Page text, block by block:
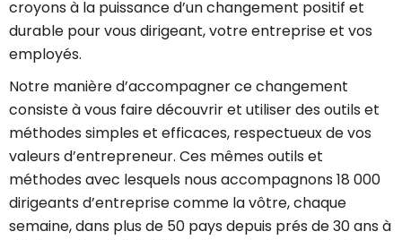
croyons à la puissance d’un changement positif et
durable pour vous dirigeant, votre entreprise et vos
employés.
Notre manière d’accompagner ce changement
consiste à vous faire découvrir et utiliser des outils et
méthodes simples et efficaces, respectueux de vos
valeurs d’entrepreneur. Ces mêmes outils et
méthodes avec lesquels nous accompagnons 18 000
dirigeants d’entreprise comme la vôtre, chaque
semaine, dans plus de 50 pays depuis prés de 30 ans à